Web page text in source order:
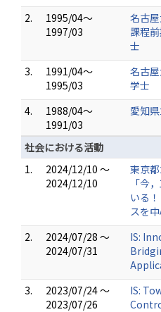
2.
1995/04～
1997/03
名古
課程
士
3.
1991/04～
1995/03
名古
学士
4.
1988/04～
1991/03
愛知
社会における活動
1.
2024/12/10 ～
2024/12/10
東京
「今
いる
スを中
2.
2024/07/28 ～
2024/07/31
IS:
3.
2023/07/24 ～
2023/07/26
IS: